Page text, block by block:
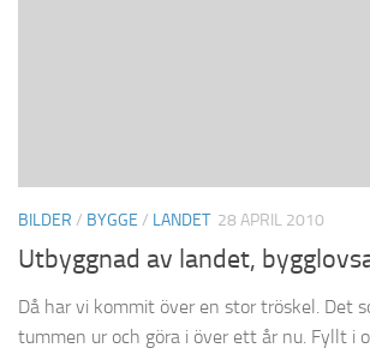
BILDER / BYGGE / LANDET 28 APRIL 2010
Utbyggnad av landet,
Då har vi kommit över en stor tröskel. Det
tummen ur och göra i över ett år nu. Fyllt i